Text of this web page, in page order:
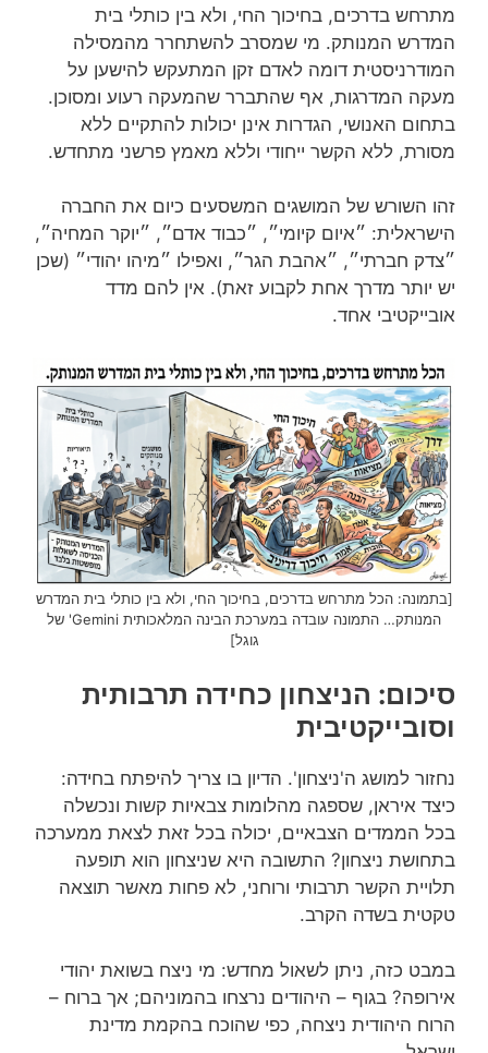
מתרחש בדרכים, בחיכוך החי, ולא בין כותלי בית
המדרש המנותק. מי שמסרב להשתחרר מהמסילה
המודרניסטית דומה לאדם זקן המתעקש להישען על
מעקה המדרגות, אף שהתברר שהמעקה רעוע ומסוכן.
בתחום האנושי, הגדרות אינן יכולות להתקיים ללא
מסורת, ללא הקשר ייחודי וללא מאמץ פרשני מתחדש.
זהו השורש של המושגים המשסעים כיום את החברה
הישראלית: ״איום קיומי״, ״כבוד אדם״, ״יוקר המחיה״,
״צדק חברתי״, ״אהבת הגר״, ואפילו ״מיהו יהודי״ (שכן
יש יותר מדרך אחת לקבוע זאת). אין להם מדד
אובייקטיבי אחד.
[בתמונה: הכל מתרחש בדרכים, בחיכוך החי, ולא בין כותלי בית המדרש
המנותק… התמונה עובדה במערכת הבינה המלאכותית Gemini' של
גוגל]
סיכום: הניצחון כחידה תרבותית
וסובייקטיבית
נחזור למושג ה'ניצחון'. הדיון בו צריך להיפתח בחידה:
כיצד איראן, שספגה מהלומות צבאיות קשות ונכשלה
בכל הממדים הצבאיים, יכולה בכל זאת לצאת ממערכה
בתחושת ניצחון? התשובה היא שניצחון הוא תופעה
תלויית הקשר תרבותי ורוחני, לא פחות מאשר תוצאה
טקטית בשדה הקרב.
במבט כזה, ניתן לשאול מחדש: מי ניצח בשואת יהודי
אירופה? בגוף – היהודים נרצחו בהמוניהם; אך ברוח –
הרוח היהודית ניצחה, כפי שהוכח בהקמת מדינת